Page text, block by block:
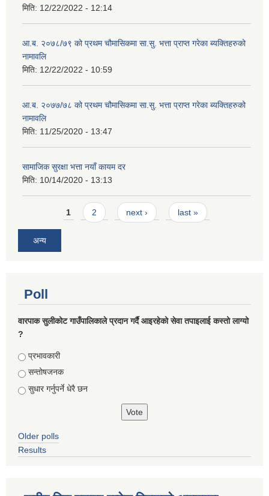
मिति: 12/22/2022 - 12:14
आ.ब. २०७८/७९ को प्रथम चौमासिकमा सा.सु. भत्ता प्राप्त गरेका ब्यक्तिहरुको
नामावलि
मिति: 12/22/2022 - 10:59
आ.ब. २०७७/७८ को प्रथम चौमासिकमा सा.सु. भत्ता प्राप्त गरेका ब्यक्तिहरुको
नामावलि
मिति: 11/25/2020 - 13:47
सामाजिक सुरक्षा भत्ता नयाँ कायम दर
मिति: 10/14/2020 - 13:13
Pages1 2 next › last »
अन्य
Poll
वारपाक सुलीकोट गाउँपालिकाले प्रदान गर्दै आइरहेको सेवा तपाइलाई कस्तो लाग्यो
?
Choices
प्रभावकारी
सन्तोषजनक
सुधार गर्नुपर्ने धेरै छन
Older polls
Results